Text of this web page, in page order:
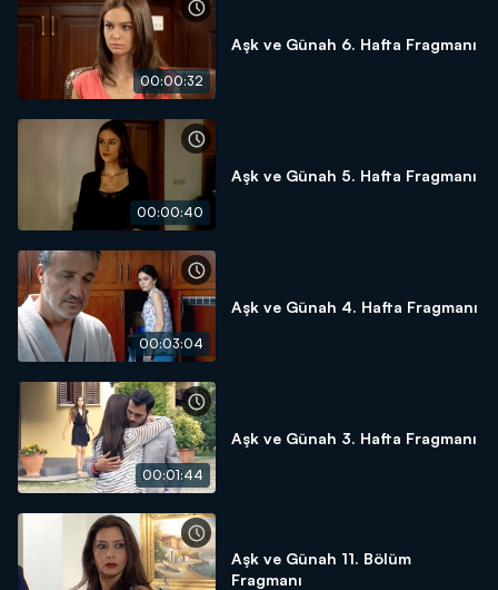
00:00:32
Aşk ve Günah 6. Hafta Fragmanı
00:00:40
Aşk ve Günah 5. Hafta Fragmanı
00:03:04
Aşk ve Günah 4. Hafta Fragmanı
00:01:44
Aşk ve Günah 3. Hafta Fragmanı
Aşk ve Günah 11. Bölüm
Fragmanı